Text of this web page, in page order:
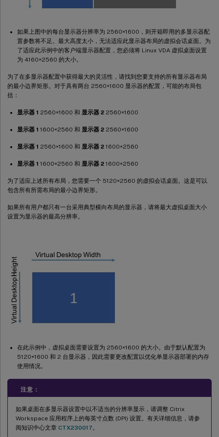
如果上图中的每台显示器分辨率为 2560×1600，则开箱即用的多显示器配
置参数将不足。最大高度太小，无法适应此显示器布局的虚拟会话桌面。为
了适应此示例中的客户端显示器配置，您必须将 Linux VDA 虚拟桌面设置
为 4160×2560 的大小。
为了在多显示器配置中获得最大的灵活性，请找到您要支持的所有显示器布局
的最小边界矩形。对于具有两台 2560×1600 显示器的配置，可能的布局包
括：
显示器 1 2560×1600 和 显示器 2 2560×1600
显示器 1 1600×2560 和 显示器 2 2560×1600
显示器 1 2560×1600 和 显示器 2 1600×2560
显示器 1 1600×2560 和 显示器 2 1600×2560
为了适应上述所有布局，您需要一个 5120×2560 的虚拟会话桌面。这是可以
包含所有所需布局的最小边界矩形。
如果所有用户都只有一台采用典型横向布局的显示器，请将最大虚拟桌面大小
设置为显示器的最高分辨率。
在此示例中，虚拟桌面需要设置为 2560×1600 的大小。由于默认配置为
5120×1600 和 2 台显示器，因此需要更改配置以优化单显示器部署的内存
使用情况。
注意：
如果桌面在多显示器设置中以不适当的分辨率显示，请调整 Citrix
Workspace 应用程序上的每英寸点数 (DPI) 设置。有关详细信息，请参
阅知识中心文章 CTX230017。